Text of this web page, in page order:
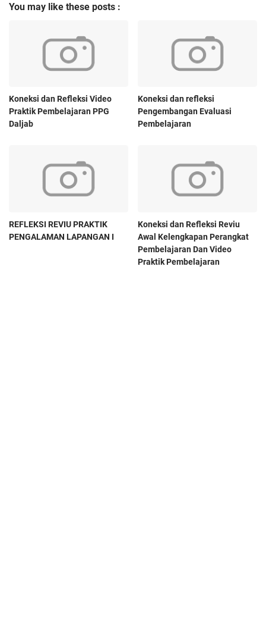
You may like these posts :
Koneksi dan Refleksi Video
Praktik Pembelajaran PPG
Daljab
Koneksi dan refleksi
Pengembangan Evaluasi
Pembelajaran
REFLEKSI REVIU PRAKTIK
PENGALAMAN LAPANGAN I
Koneksi dan Refleksi Reviu
Awal Kelengkapan Perangkat
Pembelajaran Dan Video
Praktik Pembelajaran